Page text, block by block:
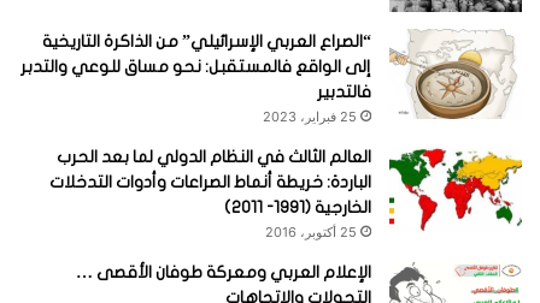
“الصراع العربي الإسرائيلي” من الذاكرة التاريخية
إلى الواقع فالمستقبل: نحو مساق للوعي والتدبر
فالتدبير
25 فبراير، 2023
العالم الثالث في النظام الدولي لما بعد الحرب
الباردة: خريطة أنماط الصراعات وأدوات التدخلات
الخارجية (1991- 2011)
25 أكتوبر، 2016
الإعلام العربي ومعركة طوفان الأقصى …
التحولات والاتجاهات